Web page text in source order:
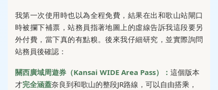
我第一次使用時也以為全程免費，結果在出和歌山站閘口
時被攔下補票，站務員指著地圖上的虛線告訴我這段要另
外付費，當下真的有點糗。後來我仔細研究，並實際詢問
站務員後確認：
關西廣域周遊券（Kansai WIDE Area Pass）： 這個版本
才完全涵蓋奈良到和歌山的整段JR路線，可以自由搭乘，